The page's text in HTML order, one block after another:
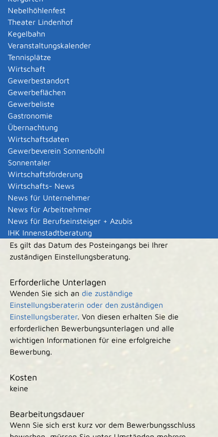
Nebelhöhlenfest
Theater Lindenhof
Kegelbahn
Veranstaltungskalender
Tennisplätze
Wirtschaft
Gewerbestandort
Gewerbeflächen
Gewerbeliste
Gastronomie
Übernachtung
Wirtschaftsdaten
Gewerbeverein Sonnenbühl
Sonnentaler
Wirtschaftsförderung
Wirtschafts- News
News für Unternehmer
News für Arbeitnehmer
News für Berufseinsteiger + Azubis
IHK Innenstadtberatung
Verfahrensablauf
Wenden Sie sich an die
Einstellungsberaterin oder den zuständigen
Einstellungsberater
Dort erhalten Sie die erforderlichen
Bewerbungsunterlagen und alle wichtigen
Informationen für eine erfolgreiche Bewerbung.
Fristen
Bewerbungsschluss:
Mittlerer Polizeivollzugsdienst
30. September für eine Einstellung im März des
Folgejahres
31. Dezember für eine Einstellung im September
des Folgejahres
Gehobener Polizeivollzugsdienst
31. Dezember für eine Einstellung im Juli des
Folgejahres
Es gilt das Datum des Posteingangs bei Ihrer
zuständigen Einstellungsberatung.
Erforderliche Unterlagen
Wenden Sie sich an die zuständige
Einstellungsberaterin oder den zuständigen
Einstellungsberater. Von diesen erhalten Sie die
erforderlichen Bewerbungsunterlagen und alle
wichtigen Informationen für eine erfolgreiche
Bewerbung.
Kosten
keine
Bearbeitungsdauer
Wenn Sie sich erst kurz vor dem Bewerbungsschluss